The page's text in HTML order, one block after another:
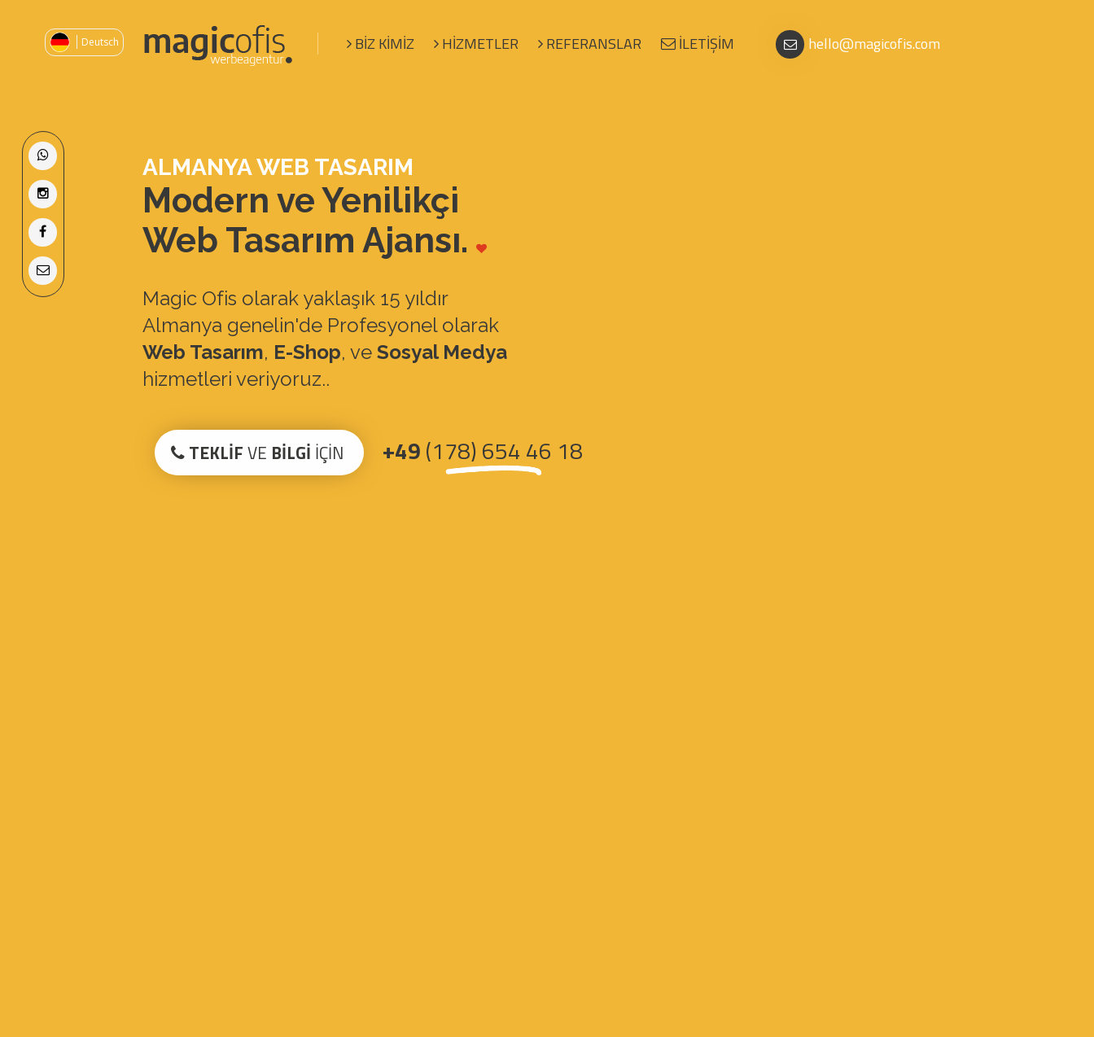
Deutsch BİZ KİMİZ HİZMETLER REFERANSLAR İLETİŞİM hello@magicofis.com
ALMANYA WEB TASARIM
Modern ve Yenilikçi
Web Tasarım Ajansı.
Magic Ofis olarak yaklaşık 15 yıldır
Almanya genelin'de Profesyonel olarak
Web Tasarım, E-Shop, ve Sosyal Medya
hizmetleri veriyoruz..
TEKLİFVE BİLGİ İÇİN +49(178) 654 46 18